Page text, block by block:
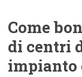
Come
di centri
impianto